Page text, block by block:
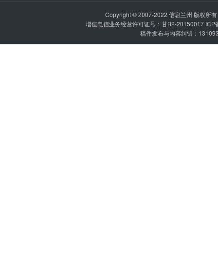
Copyright © 2007-2022 信息兰州 版权所
增值电信业务经营许可证号：甘B2-20150017 ICP
稿件发布与内容纠错：